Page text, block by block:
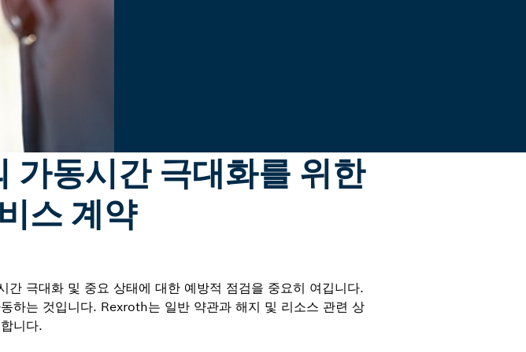
가동시간 극대화를 위한
스 계약
극대화 및 중요 상태에 대한 예방적 점검을 중요히 여깁니다.
하는 것입니다. Rexroth는 일반 약관과 해지 및 리소스 관련 상
니다.